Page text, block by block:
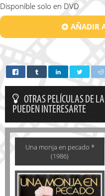
Disponible solo en DVD
AÑADIR
OTRAS PELÍCULAS DE
PUEDEN INTERESARTE
Una monja en pecado *
(1986)